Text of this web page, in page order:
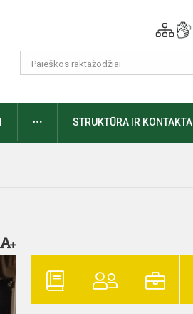
DAUGIAUSTRUKTŪRA IR KONTAKTAI